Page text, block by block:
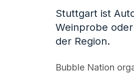
Stuttgart ist
Weinprobe
der Region.
Bubble Nation